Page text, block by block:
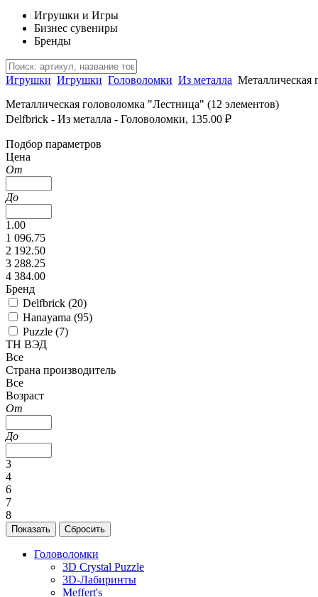
Игрушки и Игры
Бизнес сувениры
Бренды
Игрушки Игрушки Головоломки Из металла Металлическая
Металлическая головоломка "Лестница" (12 элементов)
Delfbrick - Из металла - Головоломки, 135.00 ₽
Подбор параметров
Цена
От
До
1.00
1 096.75
2 192.50
3 288.25
4 384.00
Бренд
Delfbrick (20)
Hanayama (95)
Puzzle (7)
ТН ВЭД
Все
Страна производитель
Все
Возраст
От
До
3
4
6
7
8
Головоломки
3D Crystal Puzzle
3D-Лабиринты
Meffert's